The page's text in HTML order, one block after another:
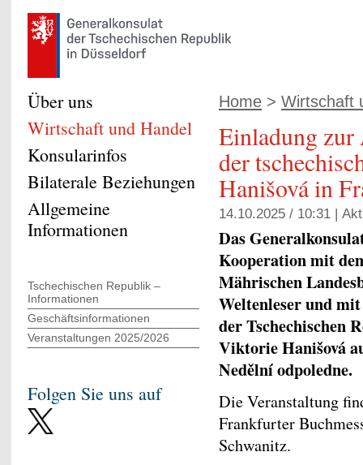
Home > Wirtschaft
Einladung zur
der
Hanišová in
14.10.2025 / 10:31 |
Das
Kooperation mit
Mährischen
Weltenleser und
der Tschechischen
Viktorie Hanišová
Nedělní odpoledne.
Die Veranstaltung
Frankfurter
Schwanitz.
Über uns
Wirtschaft und Handel
Konsularinfos
Bilaterale Beziehungen
Allgemeine
Informationen
Tschechischen Republik –
Informationen
Geschäftsinformationen
Veranstaltungen 2025/2026
Folgen Sie uns auf